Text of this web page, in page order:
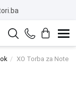
XO Torba za